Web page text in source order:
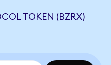
TOKEN (BZRX)